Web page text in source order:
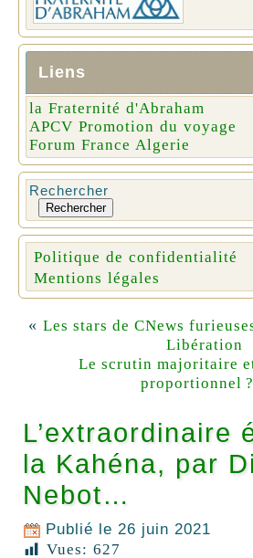
Liens
la Fraternité d'Abraham
APCV Promotion du voyage
Forum France Algerie
Rechercher
Rechercher
Politique de confidentialité
Mentions légales
« Les stars de CNews
Libération
Le scrutin majoritaire
proportionnel ?
L’extraordinaire
la Kahéna, par
Nebot…
Publié le 26 juin 2021
Vues: 627